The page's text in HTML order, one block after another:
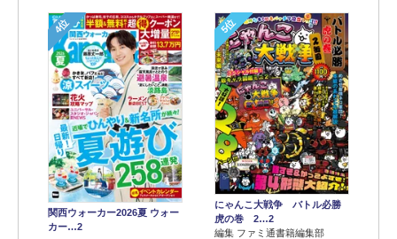
4位
関西ウォーカー2026夏 ウォー
カー…2
5位
にゃんこ大戦争 バトル必勝
虎の巻 2…2
編集 ファミ通書籍編集部